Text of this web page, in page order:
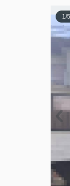
1/5